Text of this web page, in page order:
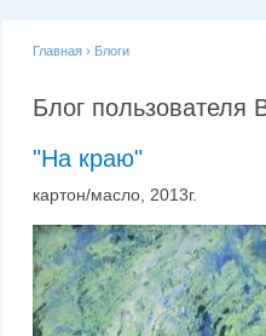
Главная › Блоги
Блог пользователя
"На краю"
картон/масло, 2013г.